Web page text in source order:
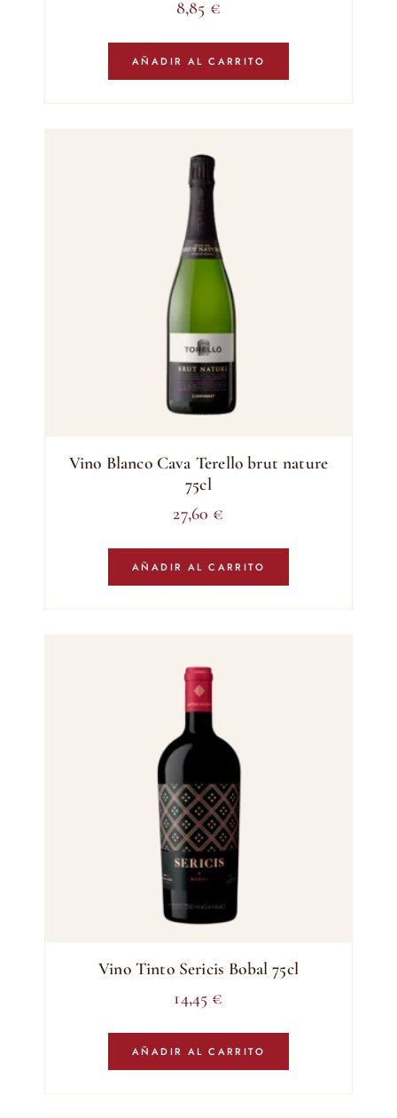
8,85 €
AÑADIR AL CARRITO
Vino Blanco Cava Terello brut nature
75cl
27,60 €
AÑADIR AL CARRITO
Vino Tinto Sericis Bobal 75cl
14,45 €
AÑADIR AL CARRITO